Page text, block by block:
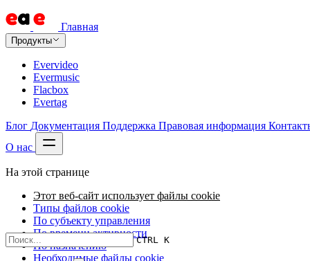
Главная
Продукты
Evervideo
Evermusic
Flacbox
Evertag
Блог Документация Поддержка Правовая информация
О нас
CTRL K
На этой странице
Этот веб-сайт использует файлы cookie
Типы файлов cookie
По субъекту управления
По времени активности
По назначению
Необходимые файлы cookie